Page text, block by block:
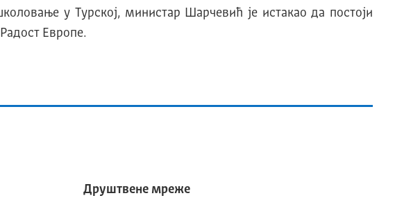
у Турској, министар Шарчевић је истакао да постоји
Европе.
Друштвене мреже